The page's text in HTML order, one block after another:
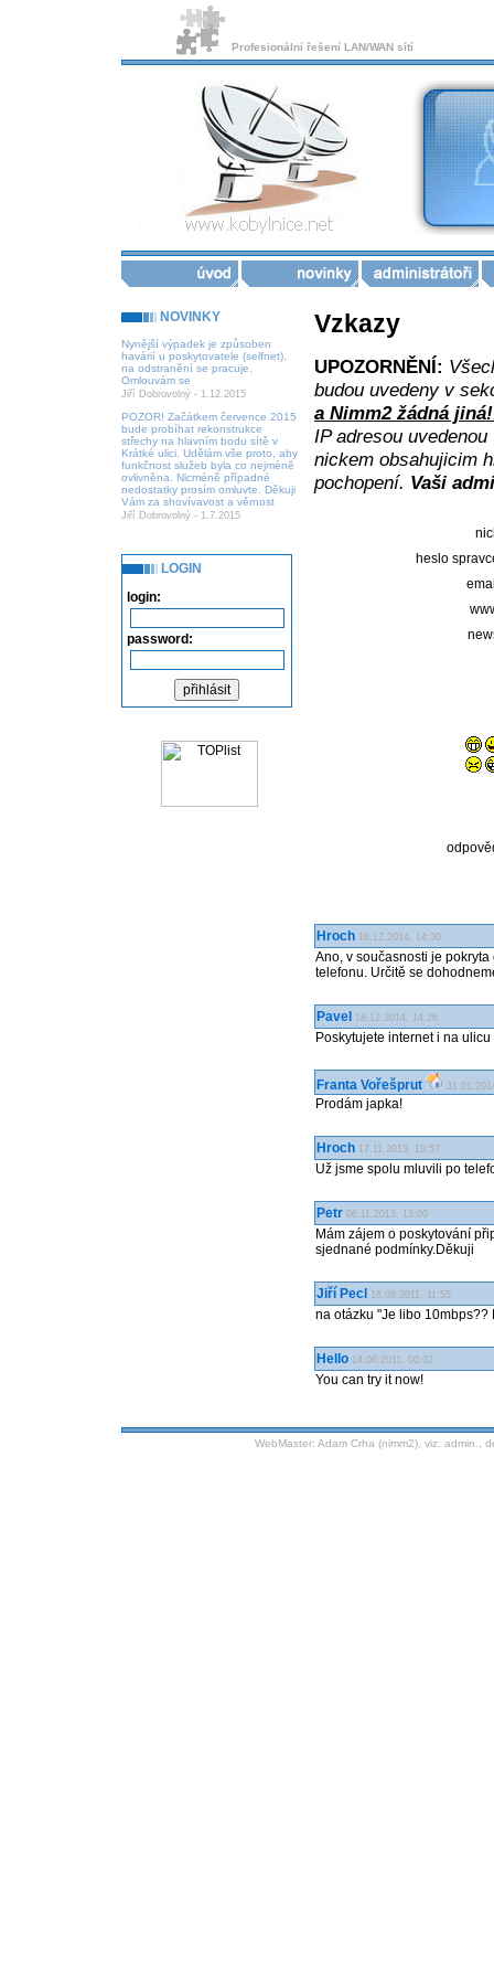
Profesionální řešení LAN/WAN sítí
NOVINKY
Nynější výpadek je způsoben
havárií u poskytovatele (selfnet).
na odstranění se pracuje.
Omlouvám se
Jiří Dobrovolný - 1.12.2015
POZOR! Začátkem července 2015
bude probíhat rekonstrukce
střechy na hlavním bodu sítě v
Krátké ulici. Udělám vše proto, aby
funkčnost služeb byla co nejméně
ovlivněna. Nicméně případné
nedostatky prosím omluvte. Děkuji
Vám za shovívavost a věrnost
Jiří Dobrovolný - 1.7.2015
LOGIN
login:
password:
Vzkazy
UPOZORNĚNÍ:
budou uvedeny v
a Nimm2 žádná
IP adresou
nickem obsahujicim
pochopení. Vaši
heslo
Hroch 18.12.2014, 14:30
Ano, v současnosti je
telefonu. Určitě se
Pavel 18.12.2014, 14:26
Poskytujete internet i na
Franta Vořešprut
Prodám japka!
Hroch 17.11.2013, 19:57
Už jsme spolu mluvili po
Petr 06.11.2013, 13:00
Mám zájem o poskytování
sjednané podmínky.Děkuji
Jiří Pecl 16.08.2011, 11:55
na otázku "Je libo
Hello 14.06.2011, 00:02
You can try it now!
WebMaster: Adam Crha (nimm2), viz. admin. ,